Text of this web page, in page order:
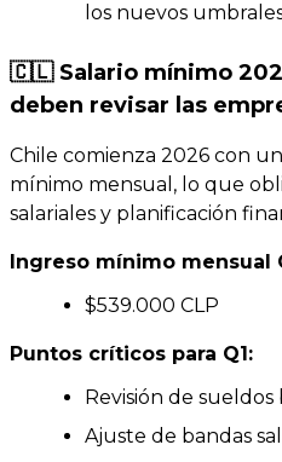
los nuevos
🇨🇱 Salario mínimo
deben revisar las
Chile comienza 2026 con
mínimo mensual, lo que
salariales y planificación
Ingreso mínimo mensual
$539.000 CLP
Puntos críticos para Q1:
Revisión de sueldos
Ajuste de bandas